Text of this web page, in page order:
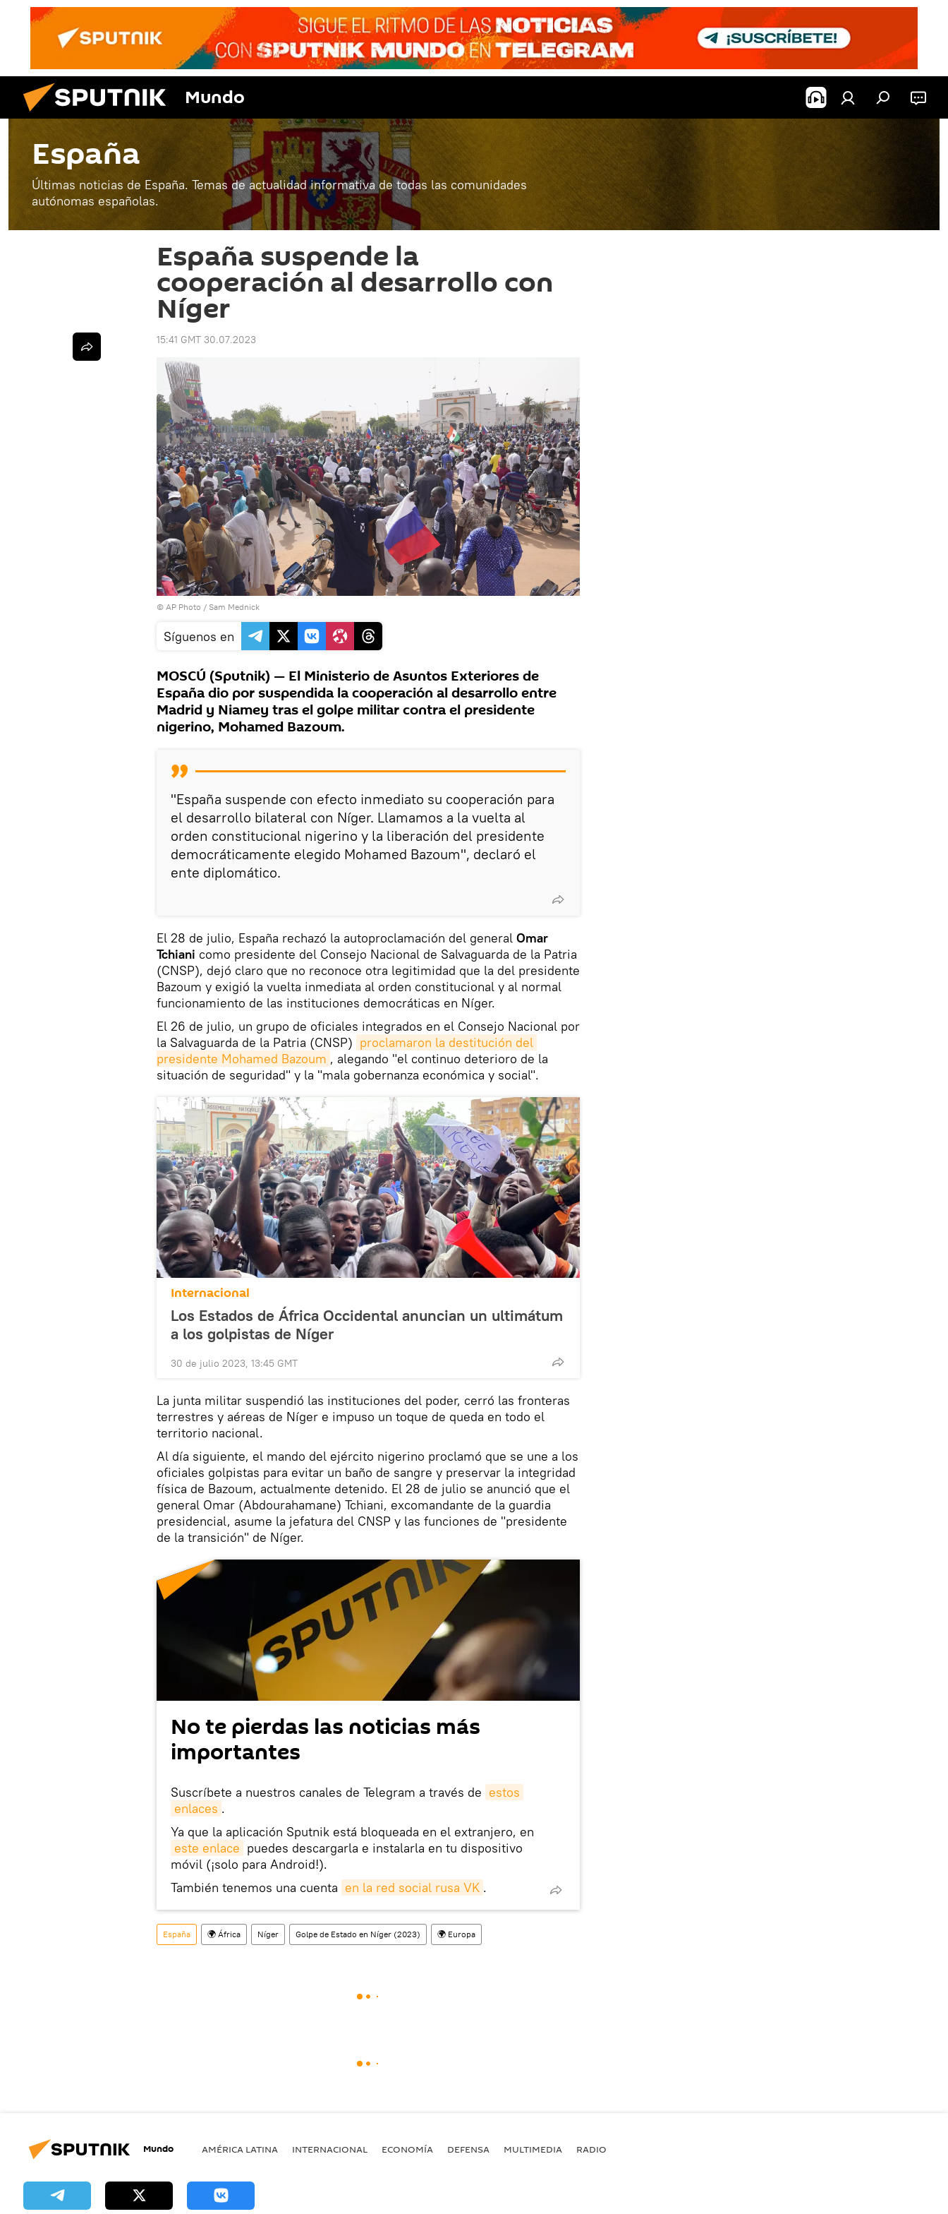
Mundo
España
Últimas noticias de España. Temas de actualidad informativa de todas las comunidades
autónomas españolas.
España suspende la
cooperación al desarrollo con
Níger
15:41 GMT 30.07.2023
© AP Photo / Sam Mednick
Síguenos en
MOSCÚ (Sputnik) — El Ministerio de Asuntos Exteriores de
España dio por suspendida la cooperación al desarrollo entre
Madrid y Niamey tras el golpe militar contra el presidente
nigerino, Mohamed Bazoum.
"​España suspende con efecto inmediato su cooperación para
el desarrollo bilateral con Níger. Llamamos a la vuelta al
orden constitucional nigerino y la liberación del presidente
democráticamente elegido Mohamed Bazoum", declaró el
ente diplomático.
El 28 de julio, España rechazó la autoproclamación del general Omar
Tchiani como presidente del Consejo Nacional de Salvaguarda de la Patria
(CNSP), dejó claro que no reconoce otra legitimidad que la del presidente
Bazoum y exigió la vuelta inmediata al orden constitucional y al normal
funcionamiento de las instituciones democráticas en Níger.
El 26 de julio, un grupo de oficiales integrados en el Consejo Nacional por
la Salvaguarda de la Patria (CNSP) proclamaron la destitución del
presidente Mohamed Bazoum , alegando "el continuo deterioro de la
situación de seguridad" y la "mala gobernanza económica y social".
Internacional
Los Estados de África Occidental anuncian un ultimátum
a los golpistas de Níger
30 de julio 2023, 13:45 GMT
La junta militar suspendió las instituciones del poder, cerró las fronteras
terrestres y aéreas de Níger e impuso un toque de queda en todo el
territorio nacional.
Al día siguiente, el mando del ejército nigerino proclamó que se une a los
oficiales golpistas para evitar un baño de sangre y preservar la integridad
física de Bazoum, actualmente detenido. El 28 de julio se anunció que el
general Omar (Abdourahamane) Tchiani, excomandante de la guardia
presidencial, asume la jefatura del CNSP y las funciones de "presidente
de la transición" de Níger.
No te pierdas las noticias más
importantes
Suscríbete a nuestros canales de Telegram a través de estos
enlaces .
Ya que la aplicación Sputnik está bloqueada en el extranjero, en
este enlace puedes descargarla e instalarla en tu dispositivo
móvil (¡solo para Android!).
También tenemos una cuenta en la red social rusa VK .
España 🌍 África Níger Golpe de Estado en Níger (2023) 🌍 Europa
Mundo AMÉRICA LATINA INTERNACIONAL ECONOMÍA DEFENSA MULTIMEDIA RADIO